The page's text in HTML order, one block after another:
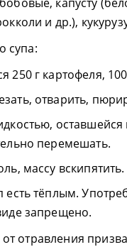
и др.),
супа:
250 г картофеля,
отварить,
оставшейся
перемешать.
массу вскипятить.
есть тёплым.
запрещено.
отравления